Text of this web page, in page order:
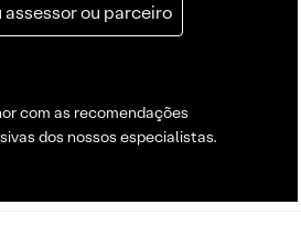
assessor ou parceiro
com as recomendações
dos nossos especialistas.